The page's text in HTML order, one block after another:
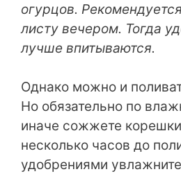
огурцов.
листу вечером. Тогда
лучше впитываются.
Однако можно и
Но обязательно по
иначе сожжете
несколько часов до
удобрениями увлажните